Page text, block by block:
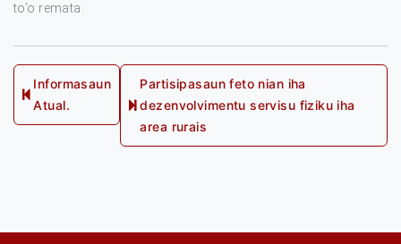
to’o remata.
Post
navigation
post:
Informasaun
Atual.
Next
Partisipasaun feto nian iha
dezenvolvimentu servisu fiziku iha
area rurais